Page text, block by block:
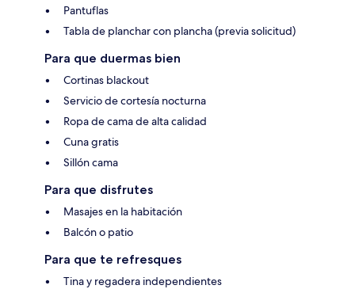
Pantuflas
Tabla de planchar con plancha (previa solicitud)
Para que duermas bien
Cortinas blackout
Servicio de cortesía nocturna
Ropa de cama de alta calidad
Cuna gratis
Sillón cama
Para que disfrutes
Masajes en la habitación
Balcón o patio
Para que te refresques
Tina y regadera independientes